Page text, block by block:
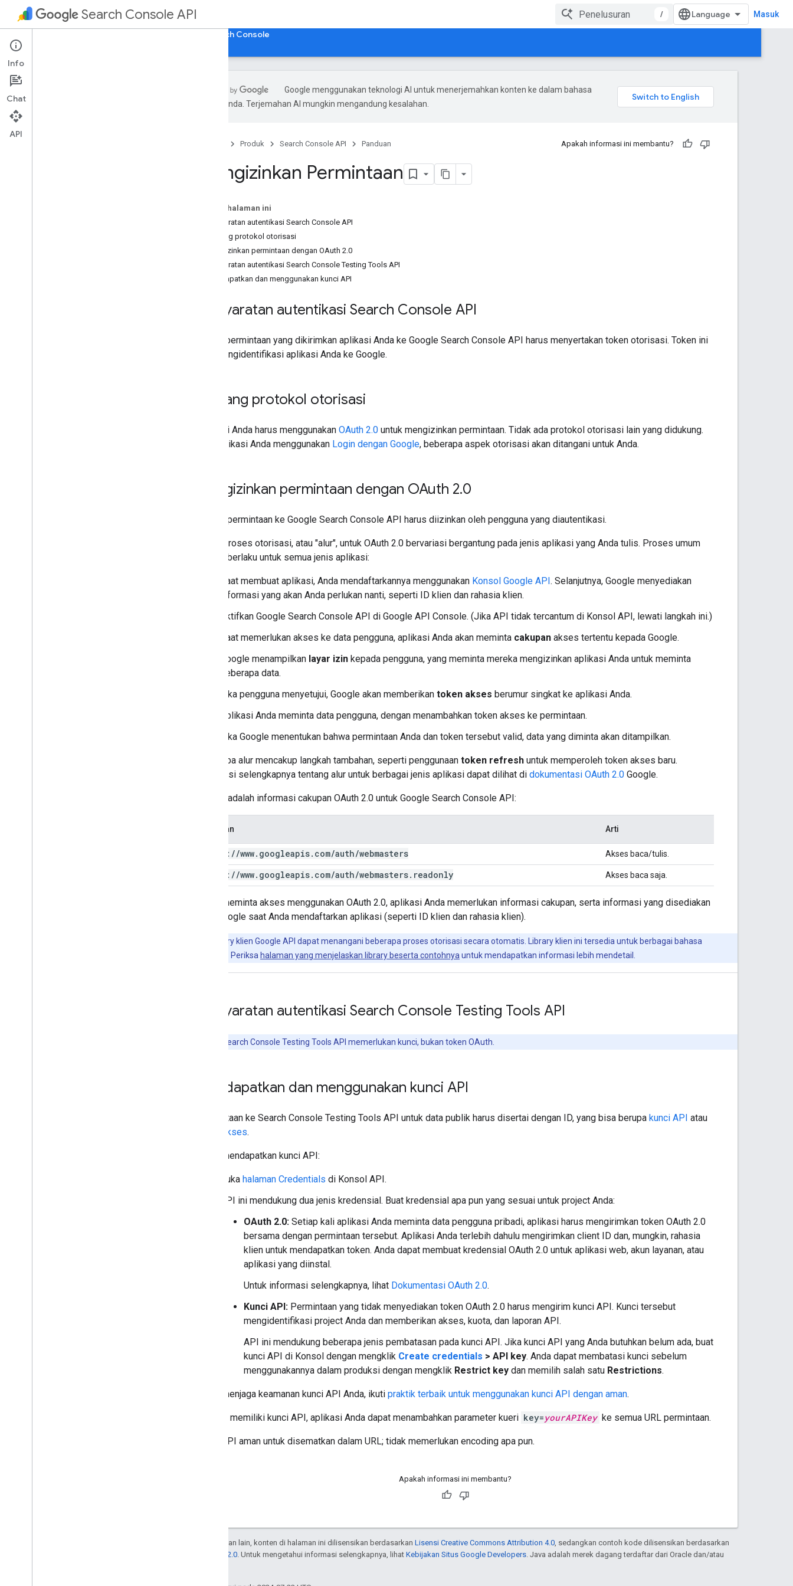
Search Console API / Masuk
Buka Search Console
Ikhtisar
Tentang API
Google menggunakan teknologi AI untuk menerjemahkan konten ke dalam bahasa
pilihan Anda. Terjemahan AI mungkin mengandung kesalahan.
Produk Search Console API Panduan Apakah informasi ini membantu?
Mengizinkan Permintaan
Pada halaman ini
Persyaratan autentikasi Search Console API
Tentang protokol otorisasi
Mengizinkan permintaan dengan OAuth 2.0
Persyaratan autentikasi Search Console Testing Tools API
Mendapatkan dan menggunakan kunci API
Persyaratan autentikasi Search Console API
Setiap permintaan yang dikirimkan aplikasi Anda ke Google Search Console API harus menyertakan token otorisasi. Token ini
juga mengidentifikasi aplikasi Anda ke Google.
Tentang protokol otorisasi
Aplikasi Anda harus menggunakan OAuth 2.0 untuk mengizinkan permintaan. Tidak ada protokol otorisasi lain yang didukung.
Jika aplikasi Anda menggunakan Login dengan Google, beberapa aspek otorisasi akan ditangani untuk Anda.
Mengizinkan permintaan dengan OAuth 2.0
Semua permintaan ke Google Search Console API harus diizinkan oleh pengguna yang diautentikasi.
Detail proses otorisasi, atau "alur", untuk OAuth 2.0 bervariasi bergantung pada jenis aplikasi yang Anda tulis. Proses umum
berikut berlaku untuk semua jenis aplikasi:
Saat membuat aplikasi, Anda mendaftarkannya menggunakan Konsol Google API. Selanjutnya, Google menyediakan
informasi yang akan Anda perlukan nanti, seperti ID klien dan rahasia klien.
Aktifkan Google Search Console API di Google API Console. (Jika API tidak tercantum di Konsol API, lewati langkah ini.)
Saat memerlukan akses ke data pengguna, aplikasi Anda akan meminta cakupan akses tertentu kepada Google.
Google menampilkan layar izin kepada pengguna, yang meminta mereka mengizinkan aplikasi Anda untuk meminta
beberapa data.
Jika pengguna menyetujui, Google akan memberikan token akses berumur singkat ke aplikasi Anda.
Aplikasi Anda meminta data pengguna, dengan menambahkan token akses ke permintaan.
Jika Google menentukan bahwa permintaan Anda dan token tersebut valid, data yang diminta akan ditampilkan.
Beberapa alur mencakup langkah tambahan, seperti penggunaan token refresh untuk memperoleh token akses baru.
Informasi selengkapnya tentang alur untuk berbagai jenis aplikasi dapat dilihat di dokumentasi OAuth 2.0 Google.
Berikut adalah informasi cakupan OAuth 2.0 untuk Google Search Console API:
Cakupan Arti
https: //www. googleapis. com/auth/webmasters Akses baca/tulis.
https: //www. googleapis. com/auth/webmasters. readonly Akses baca saja.
Untuk meminta akses menggunakan OAuth 2.0, aplikasi Anda memerlukan informasi cakupan, serta informasi yang disediakan
oleh Google saat Anda mendaftarkan aplikasi (seperti ID klien dan rahasia klien).
Library klien Google API dapat menangani beberapa proses otorisasi secara otomatis. Library klien ini tersedia untuk berbagai bahasa
pemrograman. Periksa halaman yang menjelaskan library beserta contohnya untuk mendapatkan informasi lebih mendetail.
Persyaratan autentikasi Search Console Testing Tools API
Search Console Testing Tools API memerlukan kunci, bukan token OAuth.
Mendapatkan dan menggunakan kunci API
Permintaan ke Search Console Testing Tools API untuk data publik harus disertai dengan ID, yang bisa berupa kunci API atau
token akses.
Untuk mendapatkan kunci API:
Buka halaman Credentials di Konsol API.
API ini mendukung dua jenis kredensial. Buat kredensial apa pun yang sesuai untuk project Anda:
OAuth 2.0: Setiap kali aplikasi Anda meminta data pengguna pribadi, aplikasi harus mengirimkan token OAuth 2.0
bersama dengan permintaan tersebut. Aplikasi Anda terlebih dahulu mengirimkan client ID dan, mungkin, rahasia
klien untuk mendapatkan token. Anda dapat membuat kredensial OAuth 2.0 untuk aplikasi web, akun layanan, atau
aplikasi yang diinstal.
Untuk informasi selengkapnya, lihat Dokumentasi OAuth 2.0.
Kunci API: Permintaan yang tidak menyediakan token OAuth 2.0 harus mengirim kunci API. Kunci tersebut
mengidentifikasi project Anda dan memberikan akses, kuota, dan laporan API.
API ini mendukung beberapa jenis pembatasan pada kunci API. Jika kunci API yang Anda butuhkan belum ada, buat
kunci API di Konsol dengan mengklik Create credentials > API key. Anda dapat membatasi kunci sebelum
menggunakannya dalam produksi dengan mengklik Restrict key dan memilih salah satu Restrictions.
Untuk menjaga keamanan kunci API Anda, ikuti praktik terbaik untuk menggunakan kunci API dengan aman.
Setelah memiliki kunci API, aplikasi Anda dapat menambahkan parameter kueri key=yourAPIKey ke semua URL permintaan.
Kunci API aman untuk disematkan dalam URL; tidak memerlukan encoding apa pun.
Apakah informasi ini membantu?
Kecuali dinyatakan lain, konten di halaman ini dilisensikan berdasarkan Lisensi Creative Commons Attribution 4.0 , sedangkan contoh kode dilisensikan berdasarkan
Lisensi Apache 2.0 . Untuk mengetahui informasi selengkapnya, lihat Kebijakan Situs Google Developers . Java adalah merek dagang terdaftar dari Oracle dan/atau
Info
Chat
API